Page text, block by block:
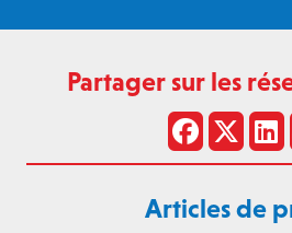
Partager sur les
Articles de